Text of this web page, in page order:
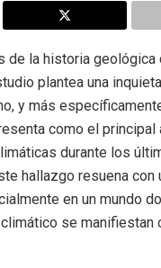
de la historia geológica
plantea una
y más
como el principal
durante los
hallazgo resuena con
en un mundo
se manifiestan